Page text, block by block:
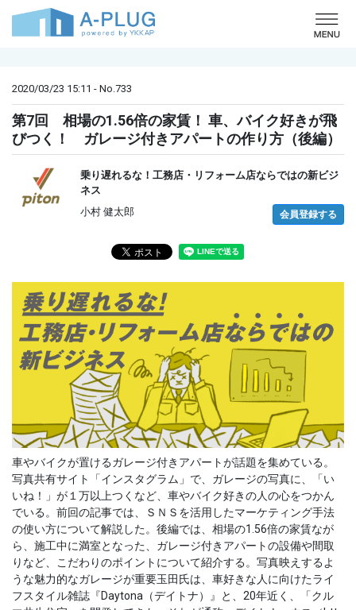
2020/03/23 15:11 - No.733
第7回 相場の1.56倍の家賃！ 車、バイク好きが飛
びつく！ ガレージ付きアパートの作り方（後編）
乗り遅れるな！工務店・リフォーム店ならではの新ビジ
ネス
小村 健太郎
会員登録する
車やバイクが置けるガレージ付きアパートが話題を集めている。
写真共有サイト「インスタグラム」で、ガレージの写真に、「い
いね！」が１万以上つくなど、車やバイク好きの人の心をつかん
でいる。前回の記事では、ＳＮＳを活用したマーケティング手法
の使い方について解説した。後編では、相場の1.56倍の家賃なが
ら、施工中に満室となった、ガレージ付きアパートの設備や間取
りなど、こだわりのポイントについて紹介する。写真映えするよ
うな魅力的なガレージが重要玉田氏は、車好きな人に向けたライ
フスタイル雑誌『Daytona（デイトナ）』と、20年近く、「クル